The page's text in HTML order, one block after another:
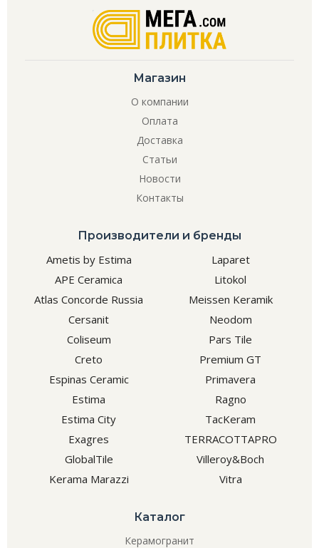
Магазин
О компании
Оплата
Доставка
Статьи
Новости
Контакты
Производители и бренды
Ametis by Estima
APE Ceramica
Atlas Concorde Russia
Cersanit
Coliseum
Creto
Espinas Ceramic
Estima
Estima City
Exagres
GlobalTile
Kerama Marazzi
Laparet
Litokol
Meissen Keramik
Neodom
Pars Tile
Premium GT
Primavera
Ragno
TacKeram
TERRACOTTAPRO
Villeroy&Boch
Vitra
Каталог
Керамогранит